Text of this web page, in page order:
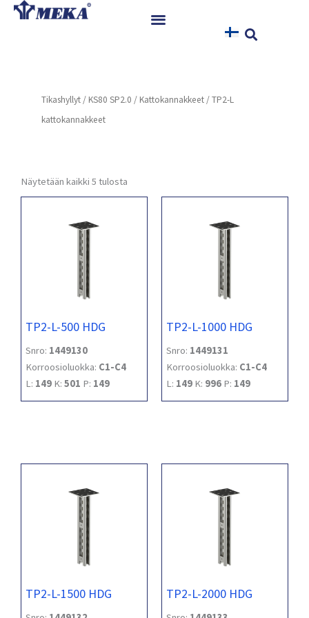
Siirry
Referenssit
Uutiset
Yhteystiedot
Tikashyllyt / KS80 SP2.0 / Kattokannakkeet / TP2-L
kattokannakkeet
Näytetään kaikki 5 tulosta
TP2-L-500 HDG
Snro: 1449130
Korroosioluokka: C1-C4
L: 149 K: 501 P: 149
TP2-L-1000 HDG
Snro: 1449131
Korroosioluokka: C1-C4
L: 149 K: 996 P: 149
TP2-L-1500 HDG TP2-L-2000 HDG